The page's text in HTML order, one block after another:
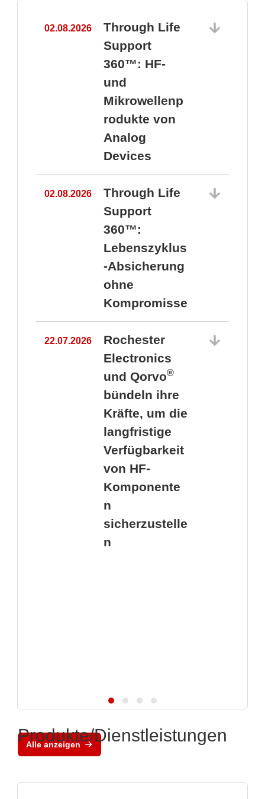
02.08.2026
Through Life
Support
360™: HF-
und
Mikrowellenp
rodukte von
Analog
Devices
02.08.2026
Through Life
Support
360™:
Lebenszyklus
-Absicherung
ohne
Kompromisse
22.07.2026
Rochester
Electronics
und Qorvo®
bündeln ihre
Kräfte, um die
langfristige
Verfügbarkeit
von HF-
Komponente
n
sicherzustelle
n
Alle anzeigen
Produkte/Dienstleistungen